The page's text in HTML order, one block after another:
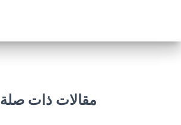
مقالات ذات صلة